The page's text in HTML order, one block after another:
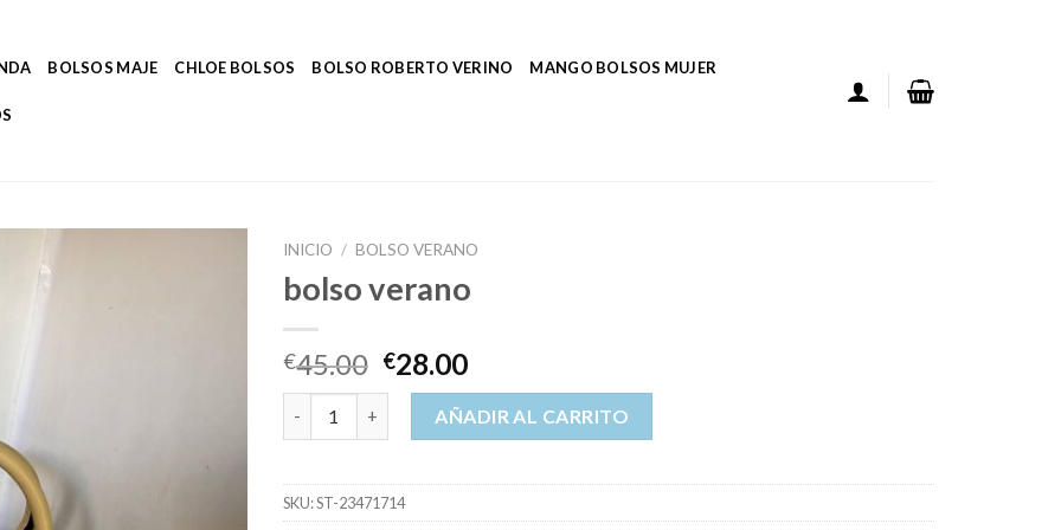
BOLSOS MAJE CHLOE BOLSOS BOLSO ROBERTO VERINO MANGO BOLSOS MUJER
INICIO / BOLSO VERANO
bolso verano
€45.00 €28.00
bolso verano cantidadAÑADIR AL CARRITO
SKU:ST-23471714